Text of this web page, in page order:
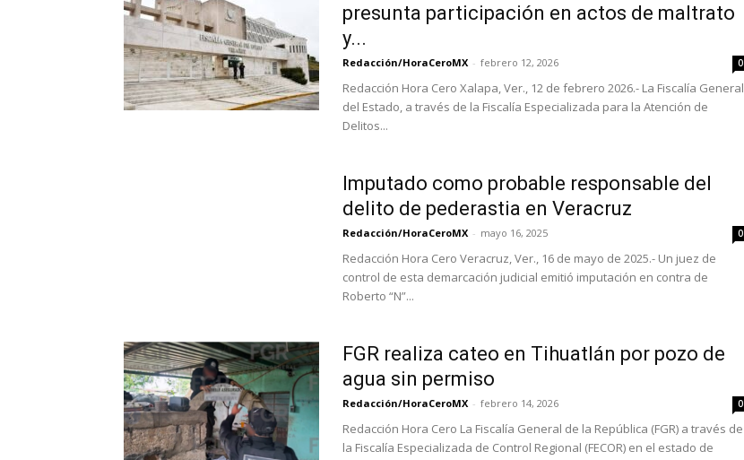
presunta participación en actos de maltrato
y...
Redacción/HoraCeroMX - febrero 12, 2026 0
Redacción Hora Cero Xalapa, Ver., 12 de febrero 2026.- La Fiscalía General
del Estado, a través de la Fiscalía Especializada para la Atención de
Delitos...
Imputado como probable responsable del
delito de pederastia en Veracruz
Redacción/HoraCeroMX - mayo 16, 2025 0
Redacción Hora Cero Veracruz, Ver., 16 de mayo de 2025.- Un juez de
control de esta demarcación judicial emitió imputación en contra de
Roberto “N”...
FGR realiza cateo en Tihuatlán por pozo de
agua sin permiso
Redacción/HoraCeroMX - febrero 14, 2026 0
Redacción Hora Cero La Fiscalía General de la República (FGR) a través de
la Fiscalía Especializada de Control Regional (FECOR) en el estado de